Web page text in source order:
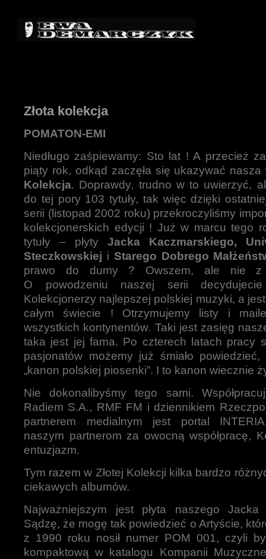
Złota kolekcja
POMATON-EMI
Niedługo zaśpiewamy: Sto lat ! A przecież
piąty rok, odkąd zaczęła się ukazywać
Kolekcja. Doprawdy, trudno w to uwierzyć,
do tej pory 103 tytuły, tak więc dzięki
serii (listopad 2002 roku) przekroczyliśmy
kolekcjonerskich edycji ! Już w marcu tego
tytuły – płyty Jacka Kaczmarskiego,
Steczkowskiej i Starego Dobrego
prawo do dumy ? Owszem, ale nie z
O powodzeniu naszej serii
Kolekcjonerzy najlepszej polskiej muzyki, a
całym świecie ! Otrzymujemy listy i
wszystkich kontynentów. Taki jest zasięg
taka jest jej fama. Po czterech latach pracy
pasjonatów możemy już śmiało
„kanon polskiej piosenki”. I to kanon wiecznie
Nie dokonalibyśmy tego sami.
Radiem S.A., RMF FM i dziennikiem
partnerem medialnym jest portal
naszym partnerom za owocną współpracę,
entuzjazm.
Tym razem w Złotej Kolekcji kilka bardzo
ciekawych albumów.
Najważniejszym jest płyta naszego Jacka
Sądzę, że mogę tak powiedzieć o Artyście,
z 1990 roku nosił numer POM 001, czyli
kompaktową w katalogu Kompanii